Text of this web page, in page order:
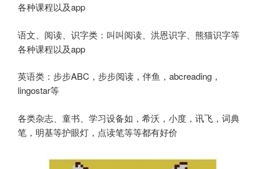
各种课程以及app
语文、阅读、识字类：叫叫阅读、洪恩识字、熊猫识字等
各种课程以及app
英语类：步步ABC，步步阅读，伴鱼，abcreading，
lingostar等
各类杂志、童书、学习设备如，希沃，小度，讯飞，词典
笔，明基等护眼灯，点读笔等等都有好价